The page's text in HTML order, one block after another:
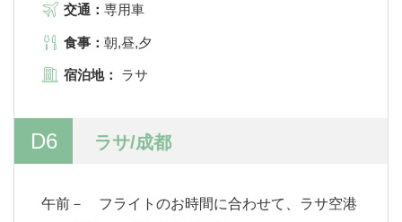
交通： 専用車
食事： 朝,昼,夕
宿泊地： ラサ
D6 ラサ/成都
午前－ フライトのお時間に合わせて、ラサ空港